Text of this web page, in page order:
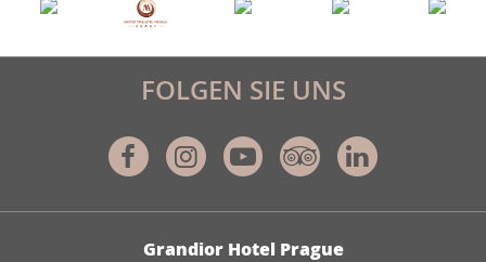
Grandior Hotel Prague
FOLGEN SIE UNS
FacebookInstagram
YoutubeTripadvisor
Linkedin